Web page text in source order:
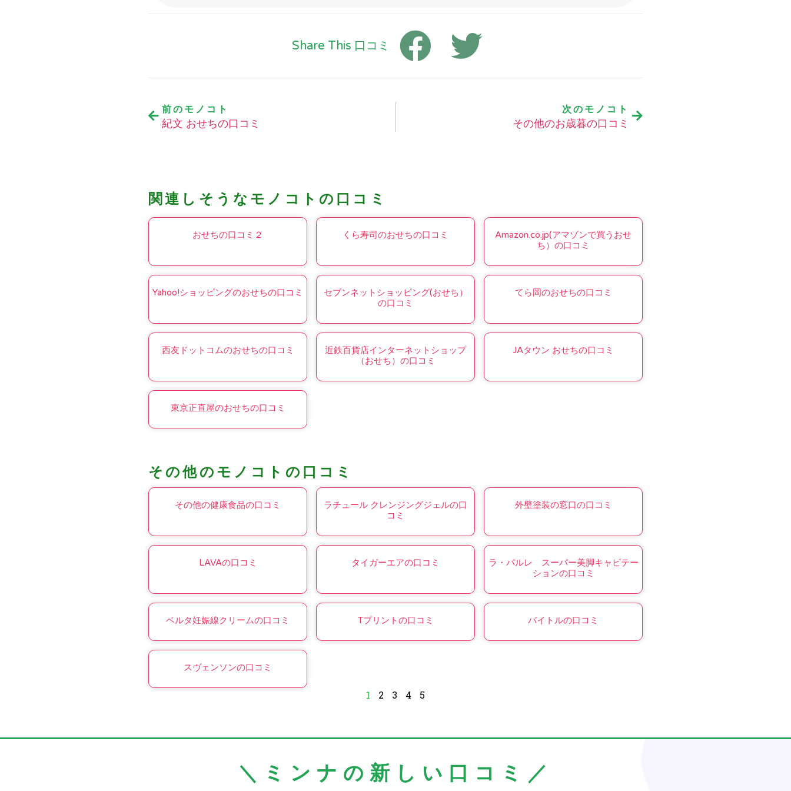
Share This 口コミ
前のモノコト
紀文 おせちの口コミ
次のモノコト
その他のお歳暮の口コミ
関連しそうなモノコトの口コミ
おせちの口コミ２ くら寿司のおせちの口コミ
Amazon.co.jp(アマゾンで買うおせ
ち）の口コミ
Yahoo!ショッピングのおせちの口コミ
セブンネットショッピング(おせち）
の口コミ
てら岡のおせちの口コミ
西友ドットコムのおせちの口コミ
近鉄百貨店インターネットショップ
（おせち）の口コミ
JAタウン おせちの口コミ
東京正直屋のおせちの口コミ
その他のモノコトの口コミ
その他の健康食品の口コミ
ラチュール クレンジングジェルの口
コミ
外壁塗装の窓口の口コミ
LAVAの口コミ タイガーエアの口コミ
ラ・パルレ スーパー美脚キャビテー
ションの口コミ
ベルタ妊娠線クリームの口コミ Tプリントの口コミ バイトルの口コミ
スヴェンソンの口コミ
1 2 3 4 5
＼ミンナの新しい口コミ／